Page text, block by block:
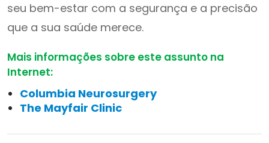
seu bem-estar com a segurança e a precisão
que a sua saúde merece.
Mais informações sobre este assunto na
Internet:
Columbia Neurosurgery
The Mayfair Clinic